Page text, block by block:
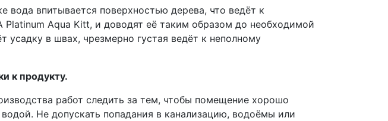
впитывается поверхностью дерева, что ведёт к
Platinum Aqua Kitt, и доводят её таким образом до необходимой
усадку в швах, чрезмерно густая ведёт к неполному
к продукту.
работ следить за тем, чтобы помещение хорошо
Не допускать попадания в канализацию, водоёмы или